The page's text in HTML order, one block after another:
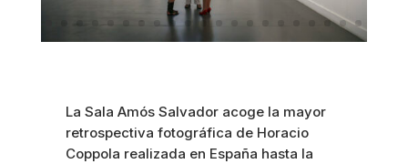
La Sala Amós Salvador acoge la mayor
retrospectiva fotográfica de Horacio
Coppola realizada en España hasta la